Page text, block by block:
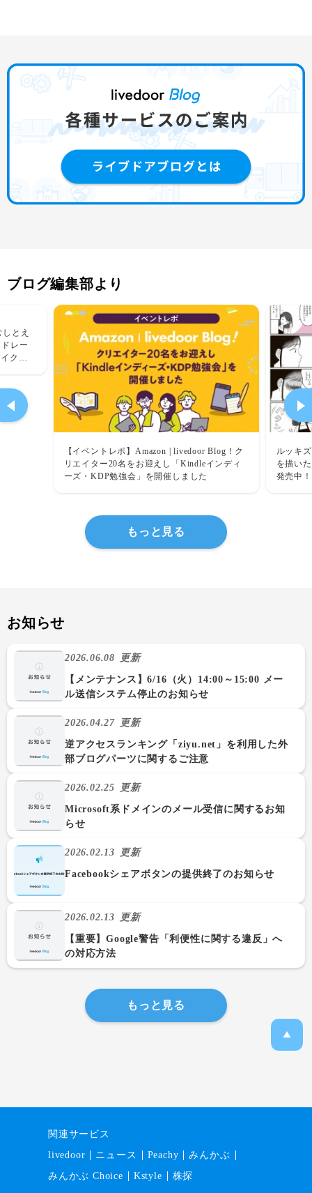
ブログ編集部より
とえ
レー
クレ
【イベントレポ】Amazon | livedoor Blog！ク
リエイター20名をお迎えし「Kindleインディ
ーズ・KDP勉強会」を開催しました
ルッキ
を描い
発売中！
もっと見る
お知らせ
2026.06.08 更新
【メンテナンス】6/16（火）14:00～15:00 メー
ル送信システム停止のお知らせ
2026.04.27 更新
逆アクセスランキング「ziyu.net」を利用した外
部ブログパーツに関するご注意
2026.02.25 更新
Microsoft系ドメインのメール受信に関するお知
らせ
2026.02.13 更新
Facebookシェアボタンの提供終了のお知らせ
2026.02.13 更新
【重要】Google警告「利便性に関する違反」へ
の対応方法
もっと見る
関連サービス
livedoor
ニュース Peachy
みんかぶ
みんかぶ Choice
Kstyle 株探